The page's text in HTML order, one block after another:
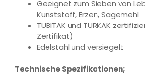
Geeignet zum Sieben von
Kunststoff, Erzen, Sägemehl
TUBITAK und TURKAK
Zertifikat)
Edelstahl und versiegelt
Technische Spezifikationen;